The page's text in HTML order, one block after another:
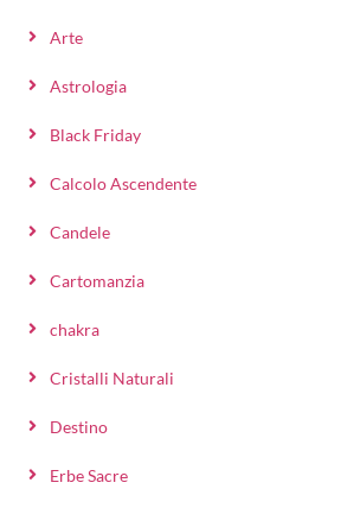
Arte
Astrologia
Black Friday
Calcolo Ascendente
Candele
Cartomanzia
chakra
Cristalli Naturali
Destino
Erbe Sacre